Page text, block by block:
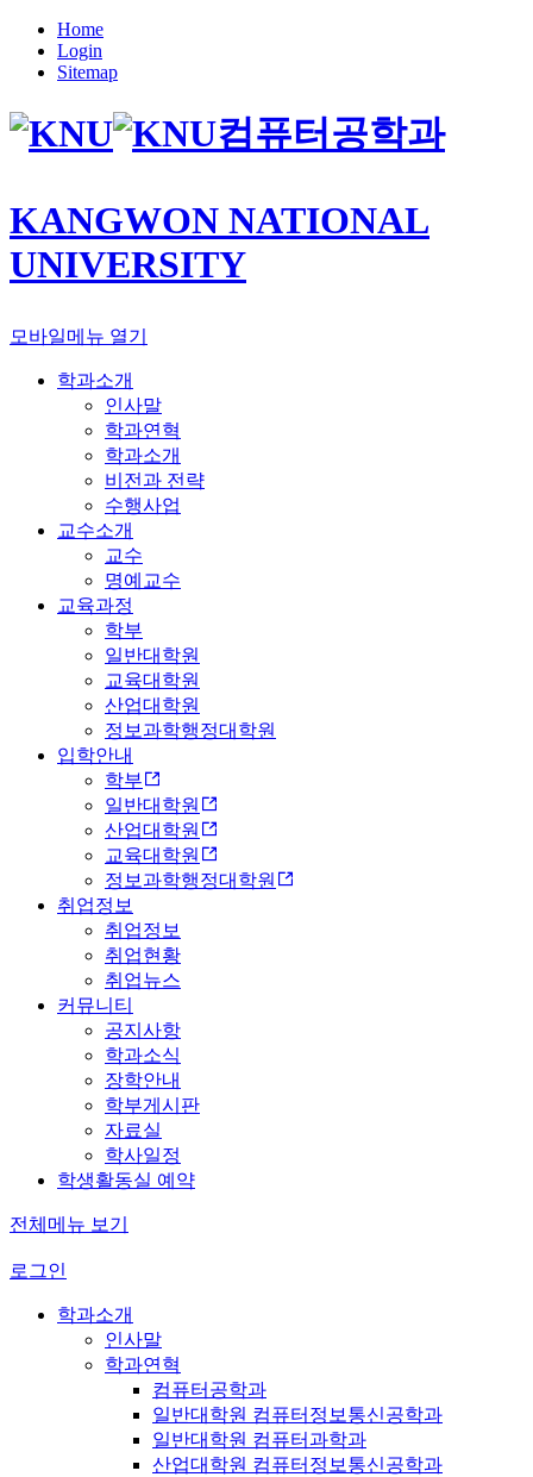
Home
Login
Sitemap
컴퓨터공학과
KANGWON NATIONAL
UNIVERSITY
모바일메뉴 열기
학과소개
인사말
학과연혁
학과소개
비전과 전략
수행사업
교수소개
교수
명예교수
교육과정
학부
일반대학원
교육대학원
산업대학원
정보과학행정대학원
입학안내
학부
일반대학원
산업대학원
교육대학원
정보과학행정대학원
취업정보
취업정보
취업현황
취업뉴스
커뮤니티
공지사항
학과소식
장학안내
학부게시판
자료실
학사일정
학생활동실 예약
전체메뉴 보기
로그인
학과소개
인사말
학과연혁
컴퓨터공학과
일반대학원 컴퓨터정보통신공학과
일반대학원 컴퓨터과학과
산업대학원 컴퓨터정보통신공학과